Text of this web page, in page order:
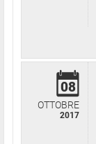
08
OTTOBRE
2017